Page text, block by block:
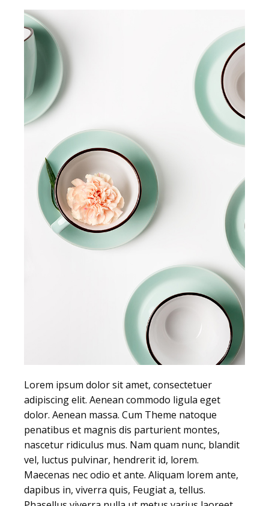
Lorem ipsum dolor sit amet, consectetuer
adipiscing elit. Aenean commodo ligula eget
dolor. Aenean massa. Cum Theme natoque
penatibus et magnis dis parturient montes,
nascetur ridiculus mus. Nam quam nunc, blandit
vel, luctus pulvinar, hendrerit id, lorem.
Maecenas nec odio et ante. Aliquam lorem ante,
dapibus in, viverra quis, Feugiat a, tellus.